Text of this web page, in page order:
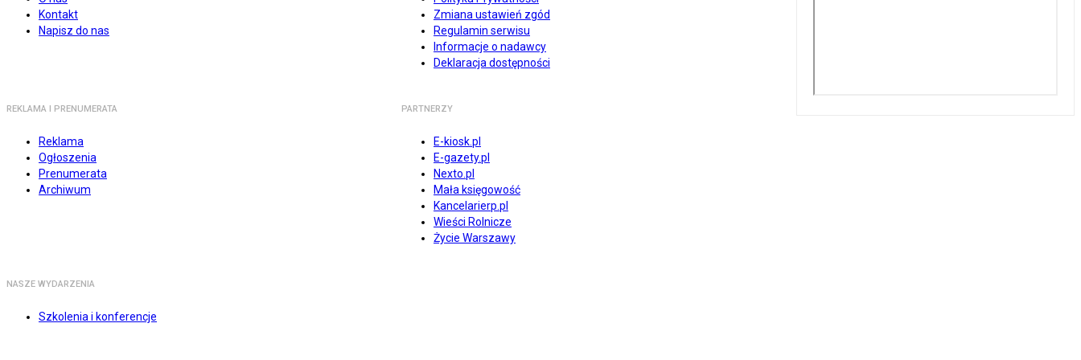
Kontakt
Napisz do nas
Zmiana ustawień zgód
Regulamin serwisu
Informacje o nadawcy
Deklaracja dostępności
REKLAMA I PRENUMERATA
Reklama
Ogłoszenia
Prenumerata
Archiwum
PARTNERZY
E-kiosk.pl
E-gazety.pl
Nexto.pl
Mała księgowość
Kancelarierp.pl
Wieści Rolnicze
Życie Warszawy
NASZE WYDARZENIA
Szkolenia i konferencje